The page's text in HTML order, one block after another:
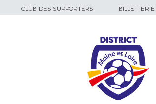
CLUB DES SUPPORTERS BILLETTERIE